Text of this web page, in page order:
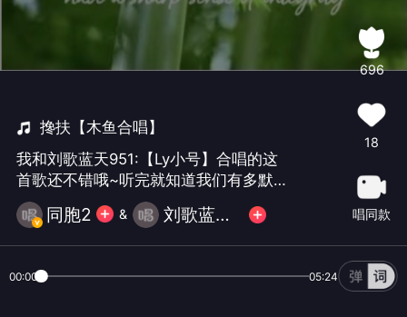
搀扶【木鱼合唱】
我和刘歌蓝天951:【Ly小号】合唱的这
首歌还不错哦~听完就知道我们有多默
契！
同胞2 & 刘歌蓝天951:【Ly小号】
696
18
唱同款
00:00 05:24